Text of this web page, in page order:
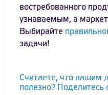
востребованного
узнаваемым, а
Выбирайте
задачи!
Считаете, что вашим
полезно? Поделитесь